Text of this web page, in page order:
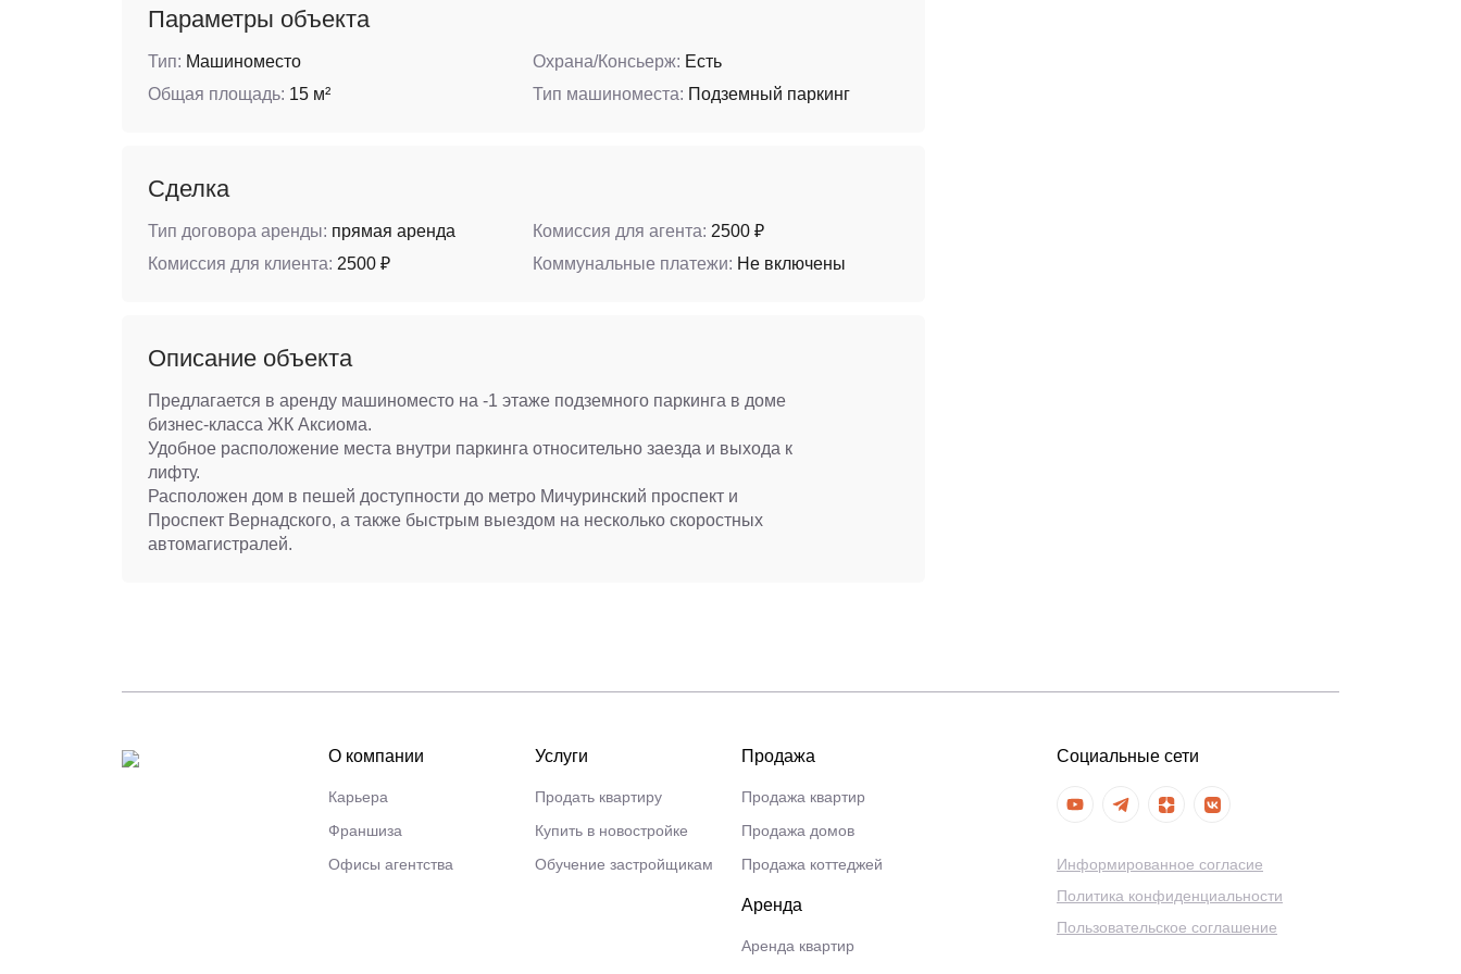
Параметры объекта
Тип: Машиноместо
Общая площадь: 15 м²
Охрана/Консьерж: Есть
Тип машиноместа: Подземный паркинг
Сделка
Тип договора аренды: прямая аренда
Комиссия для клиента: 2500 ₽
Комиссия для агента: 2500 ₽
Коммунальные платежи: Не включены
Описание объекта
Предлагается в аренду машиноместо на -1 этаже подземного паркинга в доме
бизнес-класса ЖК Аксиома.
Удобное расположение места внутри паркинга относительно заезда и выхода к
лифту.
Расположен дом в пешей доступности до метро Мичуринский проспект и
Проспект Вернадского, а также быстрым выездом на несколько скоростных
автомагистралей.
О компании
Карьера
Франшиза
Офисы агентства
Услуги
Продать квартиру
Купить в новостройке
Обучение застройщикам
Продажа
Продажа квартир
Продажа домов
Продажа коттеджей
Аренда
Аренда квартир
Социальные сети
Информированное согласие
Политика конфиденциальности
Пользовательское соглашение